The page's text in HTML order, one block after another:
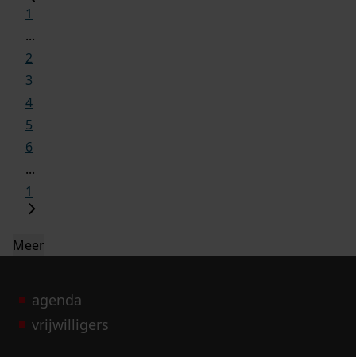
1
...
2
3
4
5
6
...
1
Meer
agenda
vrijwilligers